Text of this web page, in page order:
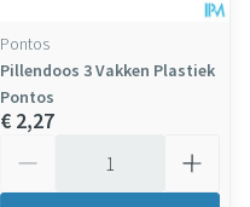
Pontos
Pillendoos 3 Vakken Plastiek
Pontos
€ 2,27